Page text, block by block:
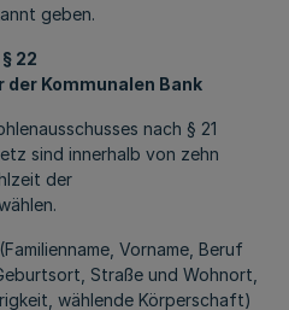
geben.
§ 22
Kommunalen Bank
nach § 21
sind innerhalb von zehn
der
Vorname, Beruf
Straße und Wohnort,
wählende Körperschaft)